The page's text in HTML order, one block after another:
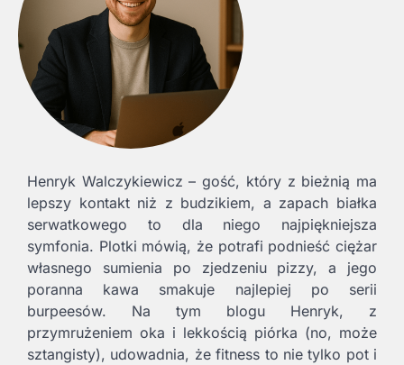
Henryk Walczykiewicz – gość, który z bieżnią ma
lepszy kontakt niż z budzikiem, a zapach białka
serwatkowego to dla niego najpiękniejsza
symfonia. Plotki mówią, że potrafi podnieść ciężar
własnego sumienia po zjedzeniu pizzy, a jego
poranna kawa smakuje najlepiej po serii
burpeesów. Na tym blogu Henryk, z
przymrużeniem oka i lekkością piórka (no, może
sztangisty), udowadnia, że fitness to nie tylko pot i